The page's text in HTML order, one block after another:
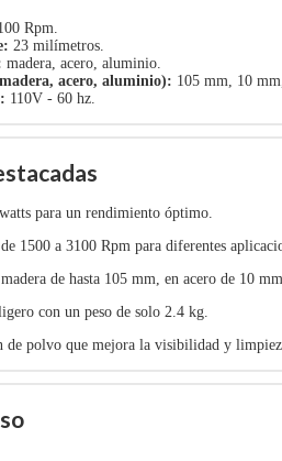
Rpm.
23 milímetros.
madera, acero, aluminio.
acero, aluminio): 105 mm, 10
110V - 60 hz.
para un rendimiento óptimo.
1500 a 3100 Rpm para diferentes
de hasta 105 mm, en acero de 10
con un peso de solo 2.4 kg.
de polvo que mejora la visibilidad y